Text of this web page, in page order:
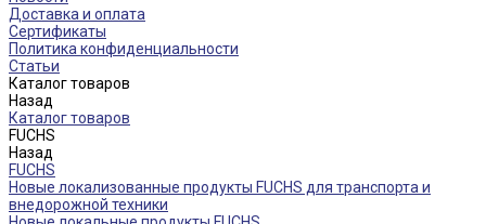
Доставка и оплата
Сертификаты
Политика конфиденциальности
Статьи
Каталог товаров
Назад
Каталог товаров
FUCHS
Назад
FUCHS
Новые локализованные продукты FUCHS для транспорта и
внедорожной техники